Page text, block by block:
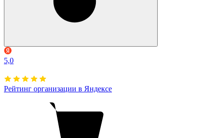
5,0
Рейтинг организации в Яндексе